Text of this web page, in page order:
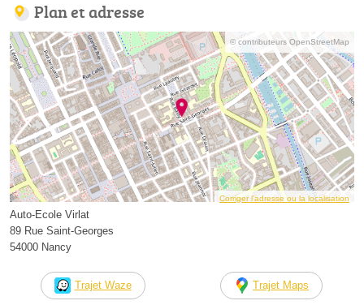
Plan et adresse
© contributeurs OpenStreetMap
Corriger l’adresse ou la localisation
Auto-Ecole Virlat
89 Rue Saint-Georges
54000 Nancy
Trajet Waze Trajet Maps